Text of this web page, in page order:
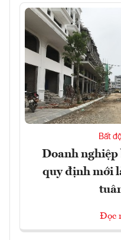
Bất
Doanh nghiệp
quy định mới
Đọc